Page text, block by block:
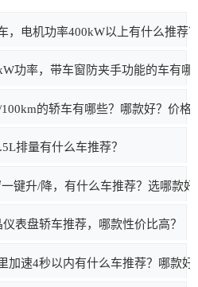
，电机功率400kW以上有什么推荐
功率，带车窗防夹手功能的车有
的轿车有哪些？哪款好？价格
排量有什么车推荐？
键升/降，有什么车推荐？选哪款
表盘轿车推荐，哪款性价比高？
加速4秒以内有什么车推荐？哪款好